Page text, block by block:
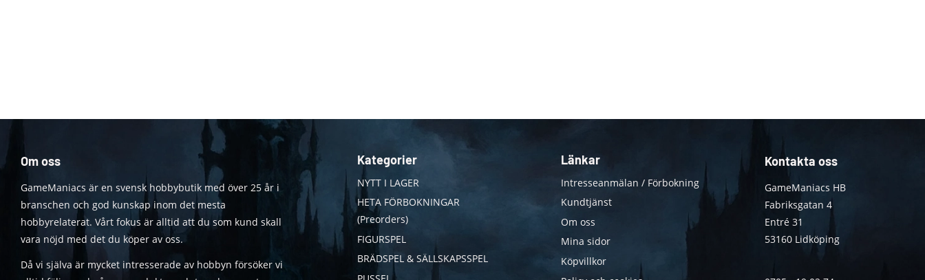
Om oss
GameManiacs är en svensk hobbybutik med över 25 år i
branschen och god kunskap inom det mesta
hobbyrelaterat. Vårt fokus är alltid att du som kund skall
vara nöjd med det du köper av oss.
Då vi själva är mycket intresserade av hobbyn försöker vi
Kategorier
NYTT I LAGER
HETA FÖRBOKNINGAR
(Preorders)
FIGURSPEL
BRÄDSPEL & SÄLLSKAPSSPEL
Länkar
Intresseanmälan / Förbokning
Kundtjänst
Om oss
Mina sidor
Köpvillkor
Kontakta oss
GameManiacs HB
Fabriksgatan 4
Entré 31
53160 Lidköping